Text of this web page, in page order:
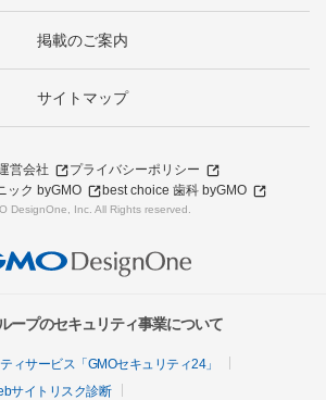
掲載のご案内
サイトマップ
営会社
プライバシーポリシー
ック byGMO
best choice 歯科 byGMO
DesignOne, Inc. All Rights reserved.
ープのセキュリティ事業について
ィサービス「GMOセキュリティ24」
サイトリスク診断